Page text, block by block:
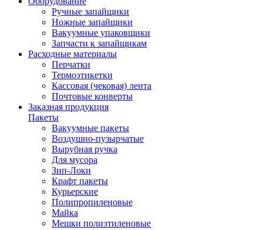
Ручные запайщики
Ножные запайщики
Вакуумные упаковщики
Запчасти к запайщикам
Расходные материалы
Перчатки
Термоэтикетки
Кассовая (чековая) лента
Почтовые конверты
Заказная продукция
Пакеты
Вакуумные пакеты
Воздушно-пузырчатые
Вырубная ручка
Для мусора
Зип-Локи
Крафт пакеты
Курьерские
Полипропиленовые
Майка
Мешки полиэтиленовые